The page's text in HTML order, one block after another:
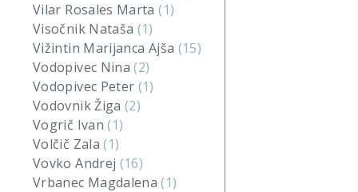
Vilar Rosales Marta(1)
Visočnik Nataša (1)
Vižintin Marijanca Ajša (15)
Vodopivec Nina(2)
Vodopivec Peter (1)
Vodovnik Žiga(2)
Vogrič Ivan(1)
Volčič Zala(1)
Vovko Andrej (16)
Vrbanec Magdalena(1)